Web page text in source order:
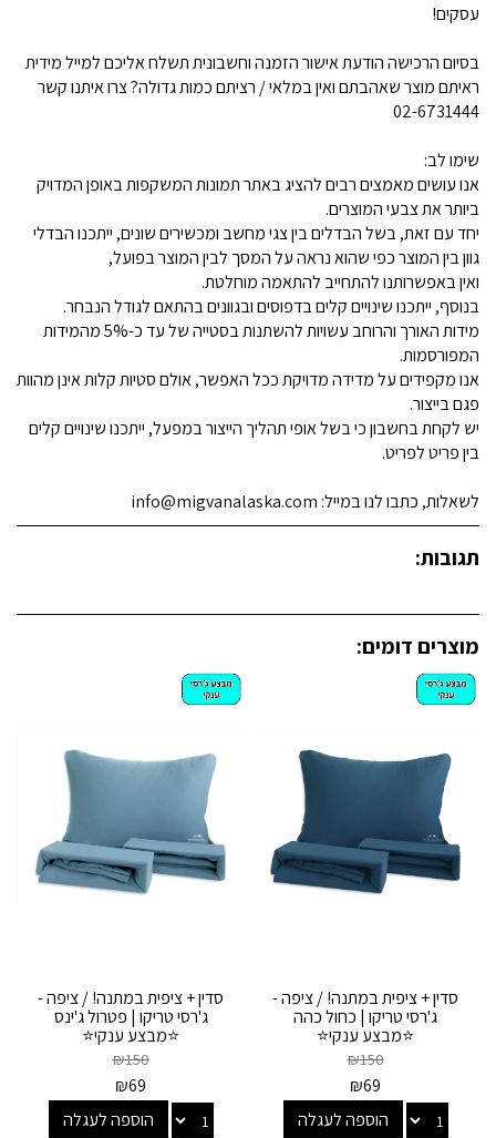
עסקים!
בסיום הרכישה הודעת אישור הזמנה וחשבונית תשלח אליכם למייל מידית
ראיתם מוצר שאהבתם ואין במלאי / רציתם כמות גדולה? צרו איתנו קשר
02-6731444
שימו לב:
אנו עושים מאמצים רבים להציג באתר תמונות המשקפות באופן המדויק
ביותר את צבעי המוצרים.
יחד עם זאת, בשל הבדלים בין צגי מחשב ומכשירים שונים, ייתכנו הבדלי
גוון בין המוצר כפי שהוא נראה על המסך לבין המוצר בפועל,
ואין באפשרותנו להתחייב להתאמה מוחלטת.
בנוסף, ייתכנו שינויים קלים בדפוסים ובגוונים בהתאם לגודל הנבחר.
מידות האורך והרוחב עשויות להשתנות בסטייה של עד כ-5% מהמידות
המפורסמות.
אנו מקפידים על מדידה מדויקת ככל האפשר, אולם סטיות קלות אינן מהוות
פגם בייצור.
יש לקחת בחשבון כי בשל אופי תהליך הייצור במפעל, ייתכנו שינויים קלים
בין פריט לפריט.
לשאלות, כתבו לנו במייל: info@migvanalaska.com
תגובות:
מוצרים דומים:
סדין + ציפית במתנה! / ציפה -
ג'רסי טריקו | כחול כהה
⭐מבצע ענקי⭐
₪150
₪69
הוספה לעגלה
סדין + ציפית במתנה! / ציפה -
ג'רסי טריקו | פטרול ג'ינס
⭐מבצע ענקי⭐
₪150
₪69
הוספה לעגלה